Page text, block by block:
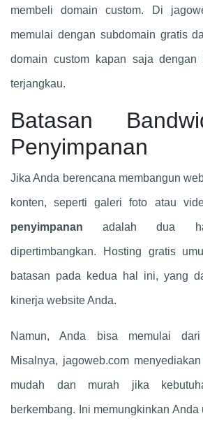
membeli domain custom. Di
memulai dengan subdomain gratis
domain custom kapan saja dengan
terjangkau.
Batasan
Penyimpanan
Jika Anda berencana membangun
konten, seperti galeri foto atau
penyimpanan adalah dua
dipertimbangkan. Hosting gratis
batasan pada kedua hal ini, yang
kinerja website Anda.
Namun, Anda bisa memulai
Misalnya, jagoweb.com
mudah dan murah jika
berkembang. Ini memungkinkan Anda